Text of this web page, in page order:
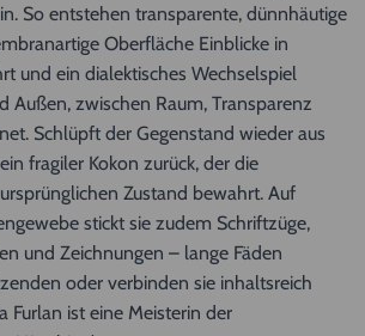
So entstehen transparente, dünnhäutige
Oberfläche Einblicke in
und ein dialektisches Wechselspiel
Außen, zwischen Raum, Transparenz
Schlüpft der Gegenstand wieder aus
fragiler Kokon zurück, der die
Zustand bewahrt. Auf
stickt sie zudem Schriftzüge,
und Zeichnungen – lange Fäden
oder verbinden sie inhaltsreich
Furlan ist eine Meisterin der